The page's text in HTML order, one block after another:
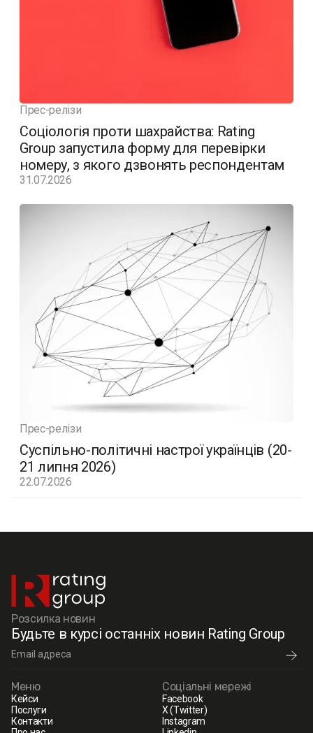
Прес-релізи
Соціологія проти шахрайства: Rating
Group запустила форму для перевірки
номеру, з якого дзвонять респондентам
31.07.2026
Прес-релізи
Суспільно-політичні настрої українців (20-
21 липня 2026)
22.07.2026
Розсилка новин
Будьте в курсі останніх новин Rating Group
Меню
Кейси
Послуги
Контакти
Соціальні мережі
Facebook
X (Twitter)
Instagram